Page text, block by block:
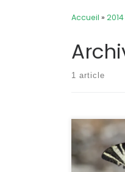
Accueil » 2014
1 article
C’est l’un
faune.
ses